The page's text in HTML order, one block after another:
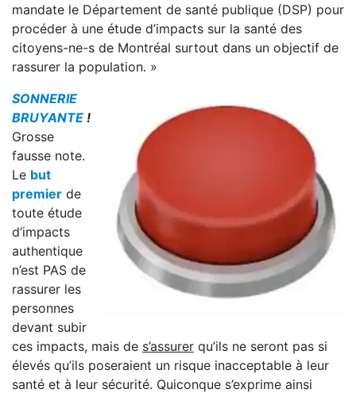
mandate le Département de santé publique (DSP) pour
procéder à une étude d’impacts sur la santé des
citoyens-ne-s de Montréal surtout dans un objectif de
rassurer la population. »
SONNERIE
BRUYANTE !
Grosse
fausse note.
Le but
premier de
toute étude
d’impacts
authentique
n’est PAS de
rassurer les
personnes
devant subir
ces impacts, mais de s’assurer qu’ils ne seront pas si
élevés qu’ils poseraient un risque inacceptable à leur
santé et à leur sécurité. Quiconque s’exprime ainsi